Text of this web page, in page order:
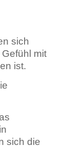
sich
mit
ist.
sich die